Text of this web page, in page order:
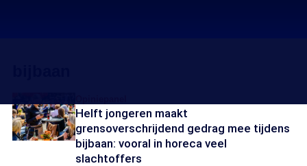
Helft jongeren maakt
grensoverschrijdend gedrag mee tijdens
bijbaan: vooral in horeca veel
slachtoffers